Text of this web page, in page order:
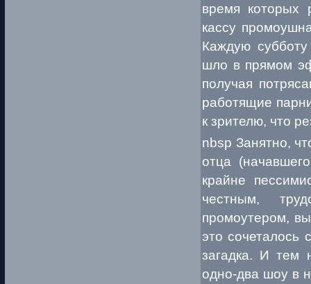
время которых
кассу
Каждую
шло в прямом
получая
работящие
к зрителю, что
nbsp Занятно,
отца
крайне
честным,
промоутером,
это сочеталось
загадка. И тем
одно-два шоу в